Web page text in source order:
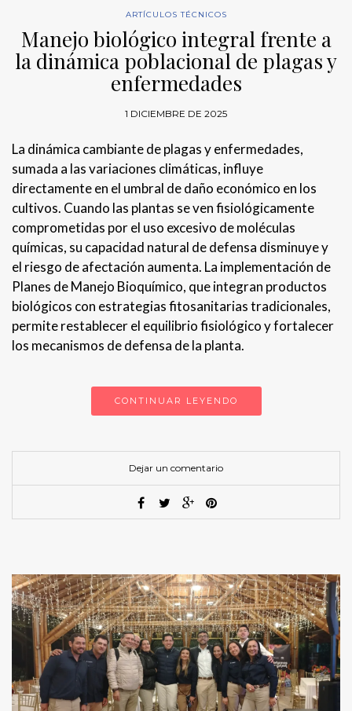
ARTÍCULOS TÉCNICOS
Manejo biológico integral frente a
la dinámica poblacional de plagas y
enfermedades
1 DICIEMBRE DE 2025
La dinámica cambiante de plagas y enfermedades,
sumada a las variaciones climáticas, influye
directamente en el umbral de daño económico en los
cultivos. Cuando las plantas se ven fisiológicamente
comprometidas por el uso excesivo de moléculas
químicas, su capacidad natural de defensa disminuye y
el riesgo de afectación aumenta. La implementación de
Planes de Manejo Bioquímico, que integran productos
biológicos con estrategias fitosanitarias tradicionales,
permite restablecer el equilibrio fisiológico y fortalecer
los mecanismos de defensa de la planta.
CONTINUAR LEYENDO
Dejar un comentario